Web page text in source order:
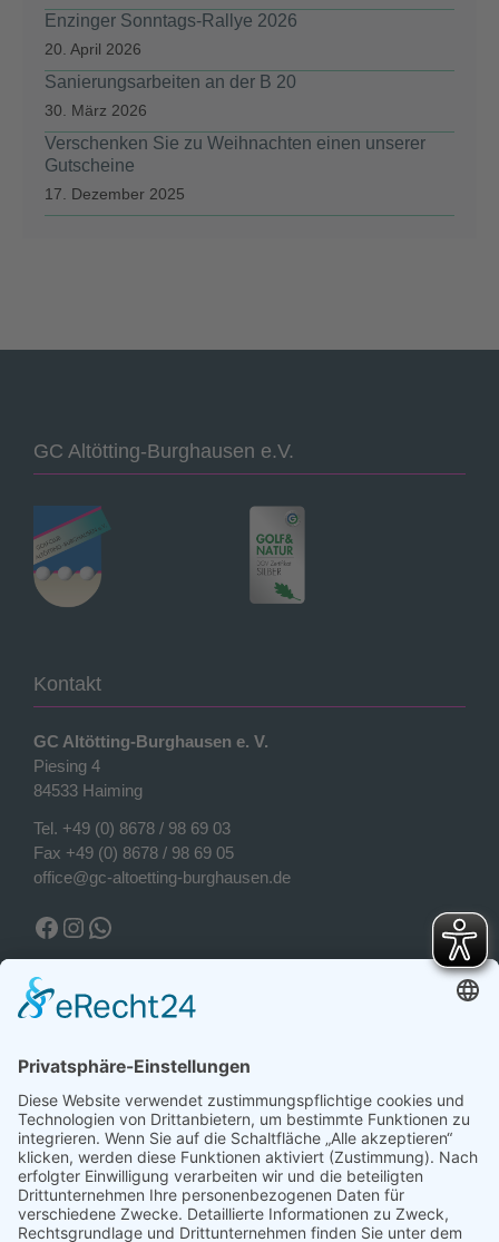
Enzinger Sonntags-Rallye 2026
20. April 2026
Sanierungsarbeiten an der B 20
30. März 2026
Verschenken Sie zu Weihnachten einen unserer
Gutscheine
17. Dezember 2025
GC Altötting-Burghausen e.V.
Kontakt
GC Altötting-Burghausen e. V.
Piesing 4
84533 Haiming
Tel. +49 (0) 8678 / 98 69 03
Fax +49 (0) 8678 / 98 69 05
office@gc-altoetting-burghausen.de
Facebook Golfclub
Instagram Golfclub
WhatsApp
Wetter Piesing
Wetter Piesing
Sonntag, 09.08.2026
30°C
Sonnig
Morgens Mittags Abends